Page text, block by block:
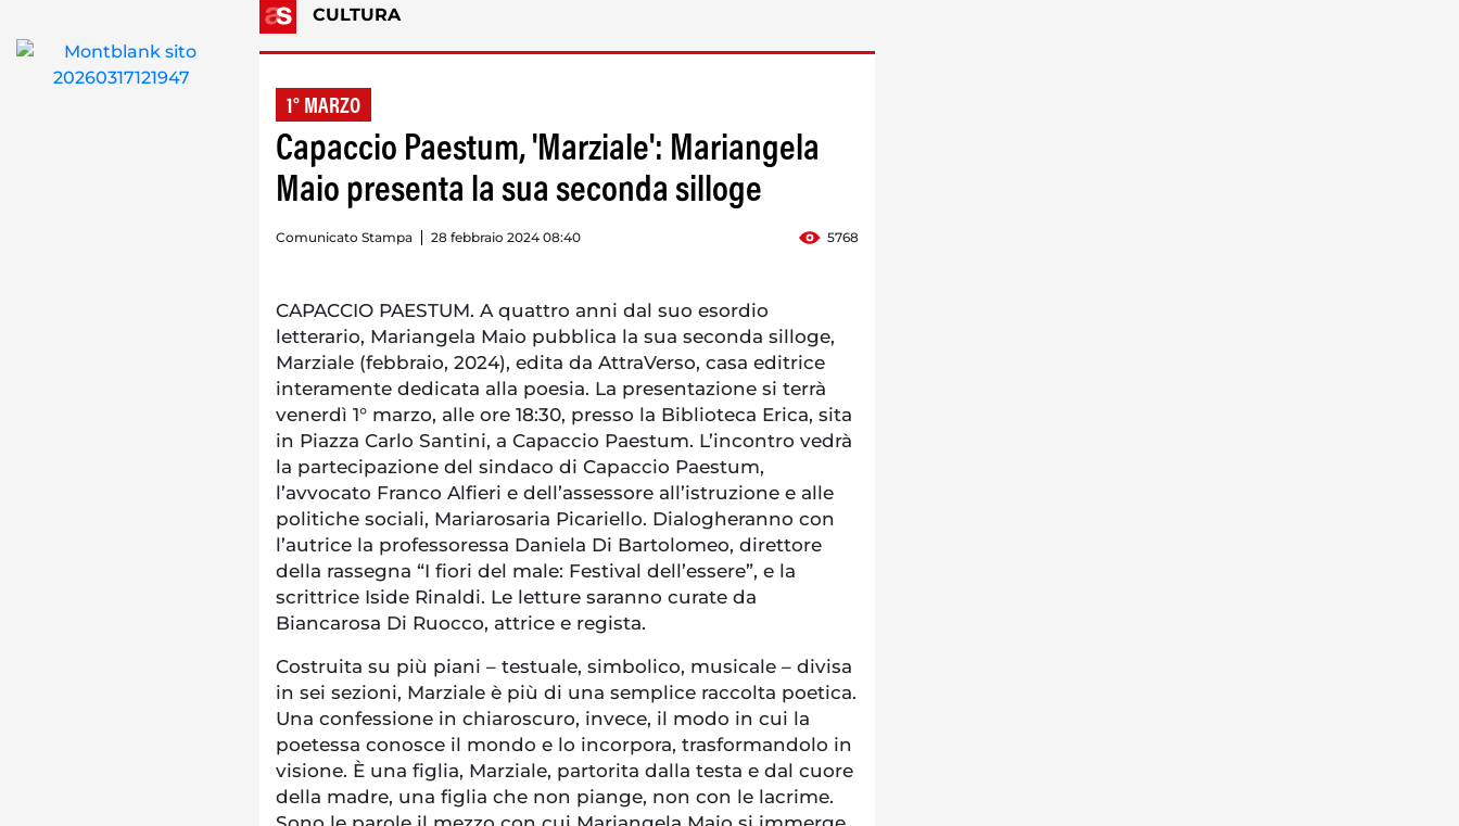
CULTURA
1° MARZO
Capaccio Paestum, 'Marziale': Mariangela
Maio presenta la sua seconda silloge
Comunicato Stampa 28 febbraio 2024 08:40 5768
CAPACCIO PAESTUM. A quattro anni dal suo esordio
letterario, Mariangela Maio pubblica la sua seconda silloge,
Marziale (febbraio, 2024), edita da AttraVerso, casa editrice
interamente dedicata alla poesia. La presentazione si terrà
venerdì 1° marzo, alle ore 18:30, presso la Biblioteca Erica, sita
in Piazza Carlo Santini, a Capaccio Paestum. L’incontro vedrà
la partecipazione del sindaco di Capaccio Paestum,
l’avvocato Franco Alfieri e dell’assessore all’istruzione e alle
politiche sociali, Mariarosaria Picariello. Dialogheranno con
l’autrice la professoressa Daniela Di Bartolomeo, direttore
della rassegna “I fiori del male: Festival dell’essere”, e la
scrittrice Iside Rinaldi. Le letture saranno curate da
Biancarosa Di Ruocco, attrice e regista.
Costruita su più piani – testuale, simbolico, musicale – divisa
in sei sezioni, Marziale è più di una semplice raccolta poetica.
Una confessione in chiaroscuro, invece, il modo in cui la
poetessa conosce il mondo e lo incorpora, trasformandolo in
visione. È una figlia, Marziale, partorita dalla testa e dal cuore
della madre, una figlia che non piange, non con le lacrime.